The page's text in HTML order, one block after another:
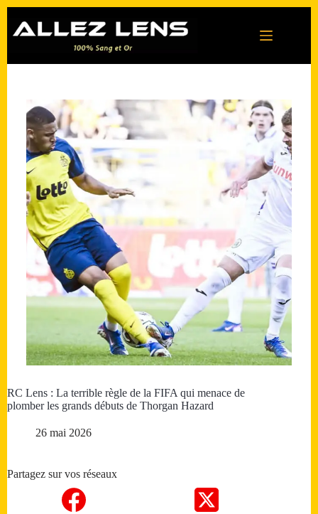
contenu
RC Lens : La terrible règle de la FIFA qui menace de
plomber les grands débuts de Thorgan Hazard
26 mai 2026
Partagez sur vos réseaux